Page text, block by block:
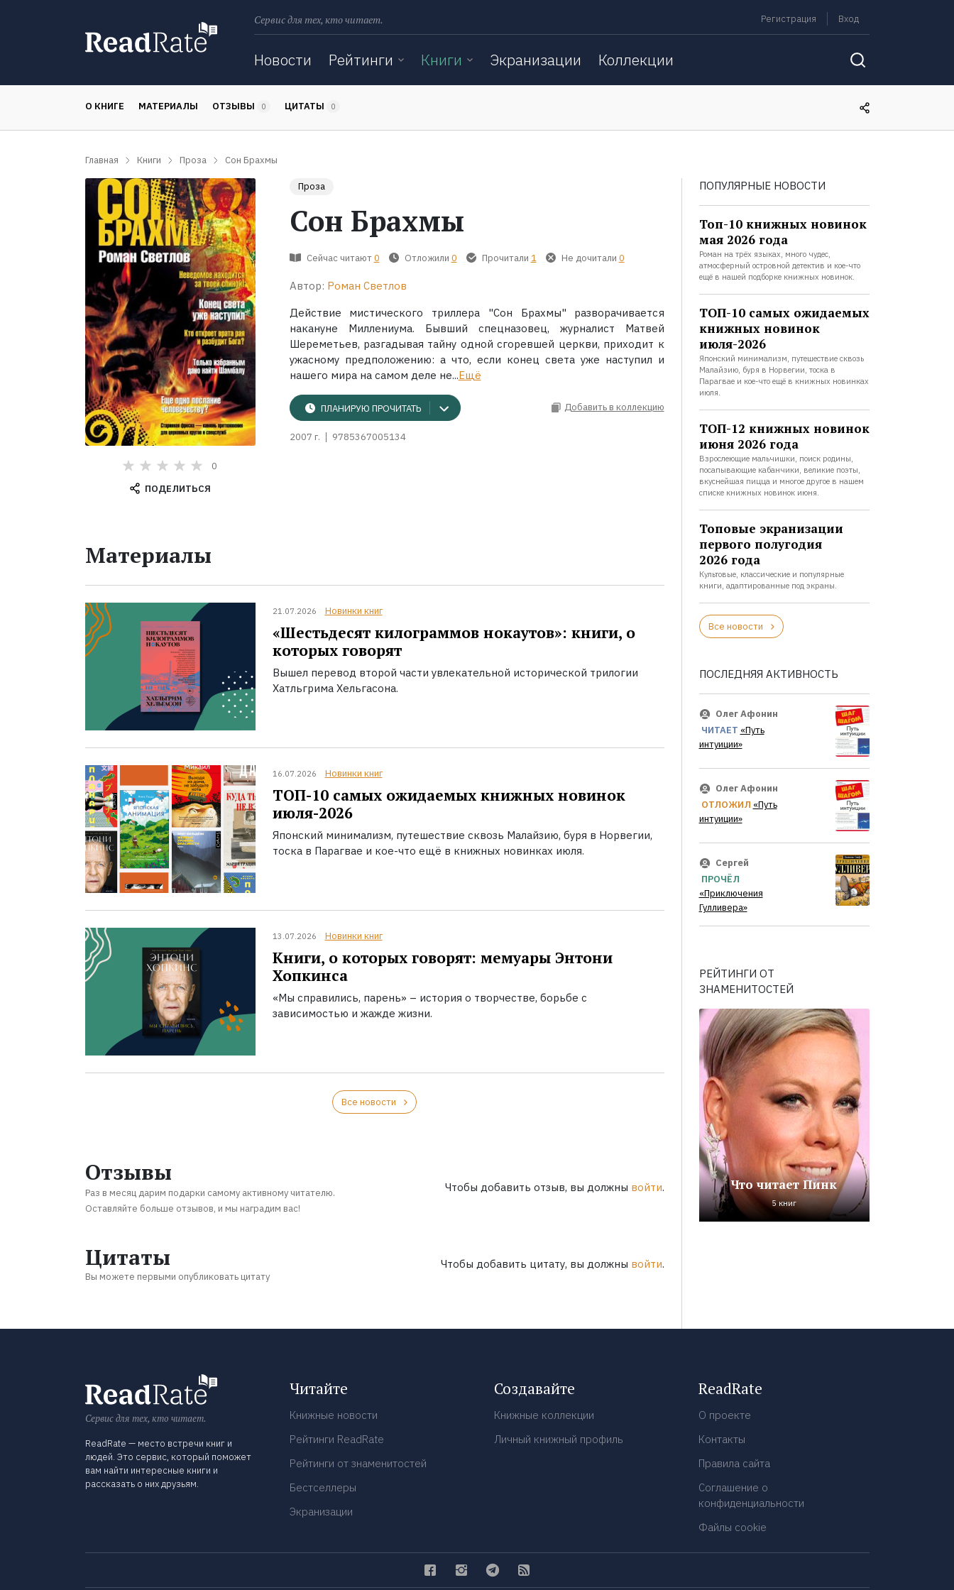
Сервис для тех, кто читает. Регистрация Вход
Новости Рейтинги Книги Экранизации Коллекции
О КНИГЕ МАТЕРИАЛЫ ОТЗЫВЫ 0 ЦИТАТЫ 0
Главная Книги Проза Сон Брахмы
0
ПОДЕЛИТЬСЯ
Проза
Сон Брахмы
Сейчас читают 0 Отложили 0 Прочитали 1 Не дочитали 0
Автор: Роман Светлов
Действие мистического триллера "Сон Брахмы" разворачивается
накануне Миллениума. Бывший спецназовец, журналист Матвей
Шереметьев, разгадывая тайну одной сгоревшей церкви, приходит к
ужасному предположению: а что, если конец света уже наступил и
нашего мира на самом деле не...Ещё
ПЛАНИРУЮ ПРОЧИТАТЬ Добавить в коллекцию
2007 г. 9785367005134
Материалы
21.07.2026 Новинки книг
«Шестьдесят килограммов нокаутов»: книги, о
которых говорят
Вышел перевод второй части увлекательной исторической трилогии
Хатльгрима Хельгасона.
16.07.2026 Новинки книг
ТОП-10 самых ожидаемых книжных новинок
июля-2026
Японский минимализм, путешествие сквозь Малайзию, буря в Норвегии,
тоска в Парагвае и кое-что ещё в книжных новинках июля.
13.07.2026 Новинки книг
Книги, о которых говорят: мемуары Энтони
Хопкинса
«Мы справились, парень» – история о творчестве, борьбе с
зависимостью и жажде жизни.
Все новости
Отзывы
Раз в месяц дарим подарки самому активному читателю.
Оставляйте больше отзывов, и мы наградим вас!
Чтобы добавить отзыв, вы должны войти.
Цитаты
Вы можете первыми опубликовать цитату
Чтобы добавить цитату, вы должны войти.
ПОПУЛЯРНЫЕ НОВОСТИ
Топ-10 книжных новинок
мая 2026 года
Роман на трёх языках, много чудес,
атмосферный островной детектив и кое-что
ещё в нашей подборке книжных новинок.
ТОП-10 самых ожидаемых
книжных новинок
июля-2026
Японский минимализм, путешествие сквозь
Малайзию, буря в Норвегии, тоска в
Парагвае и кое-что ещё в книжных новинках
июля.
ТОП-12 книжных новинок
июня 2026 года
Взрослеющие мальчишки, поиск родины,
посапывающие кабанчики, великие поэты,
вкуснейшая пицца и многое другое в нашем
списке книжных новинок июня.
Топовые экранизации
первого полугодия
2026 года
Культовые, классические и популярные
книги, адаптированные под экраны.
Все новости
ПОСЛЕДНЯЯ АКТИВНОСТЬ
Олег Афонин
ЧИТАЕТ «Путь
интуиции»
Олег Афонин
ОТЛОЖИЛ «Путь
интуиции»
Сергей
ПРОЧЁЛ
«Приключения
Гулливера»
РЕЙТИНГИ ОТ
ЗНАМЕНИТОСТЕЙ
Что читает Пинк
5 книг
Сервис для тех, кто читает.
ReadRate — место встречи книг и
людей. Это сервис, который поможет
вам найти интересные книги и
рассказать о них друзьям.
Читайте
Книжные новости
Рейтинги ReadRate
Рейтинги от знаменитостей
Бестселлеры
Экранизации
Создавайте
Книжные коллекции
Личный книжный профиль
ReadRate
О проекте
Контакты
Правила сайта
Соглашение о
конфиденциальности
Файлы cookie